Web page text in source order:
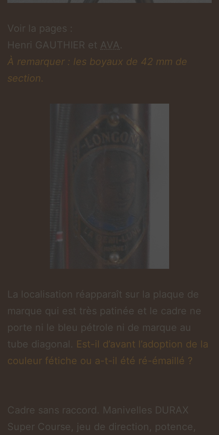
Voir la pages :
Henri GAUTHIER et AVA.
À remarquer : les boyaux de 42 mm de
section.
La localisation réapparaît sur la plaque de
marque qui est très patinée et le cadre ne
porte ni le bleu pétrole ni de marque au
tube diagonal. Est-il d’avant l’adoption de la
couleur fétiche ou a-t-il été ré-émaillé ?
Cadre sans raccord. Manivelles DURAX
Super Course, jeu de direction, potence,